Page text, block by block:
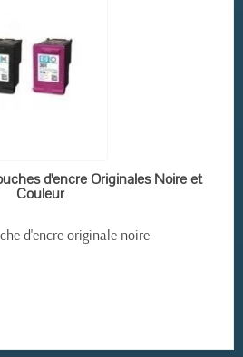
DE STOCK
d'encre Originales Noire et
Couleur
d'encre originale noire